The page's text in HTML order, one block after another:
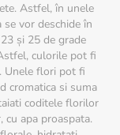
Astfel, în unele
vor deschide în
și 25 de grade
culorile pot fi
Unele flori pot fi
cromatica si suma
coditele florilor
apa proaspata.